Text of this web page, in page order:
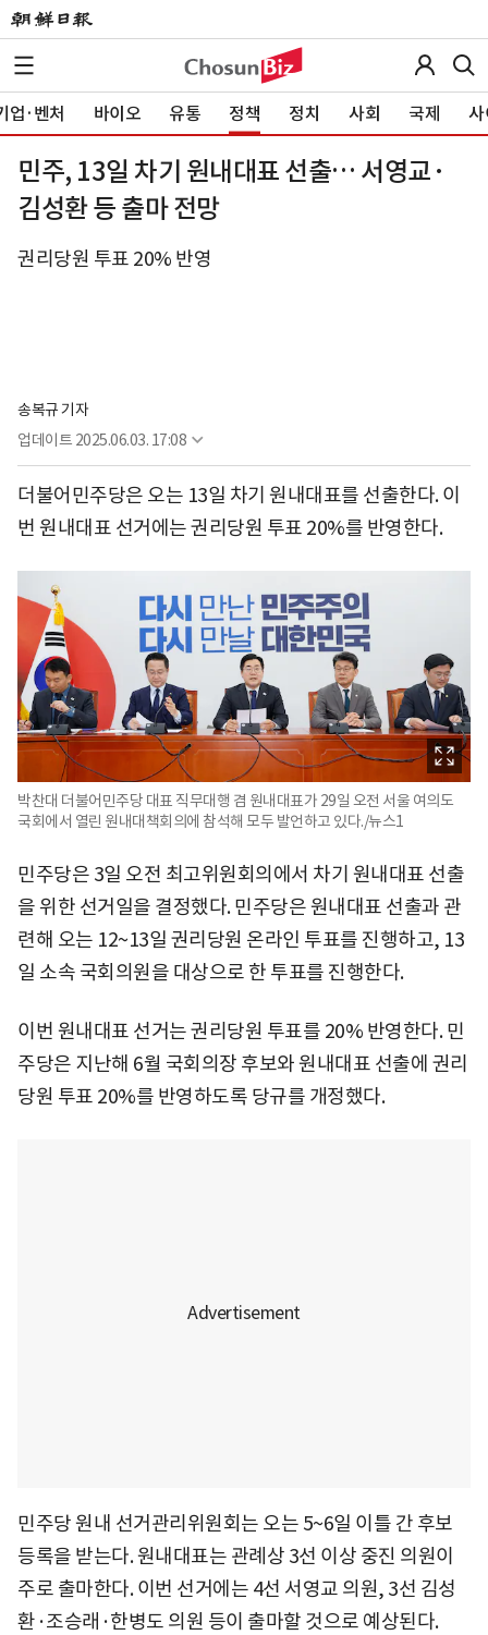
업·벤처 바이오 유통 정책 정치 사회 국제 사
민주, 13일 차기 원내대표 선출… 서영교·
김성환 등 출마 전망
권리당원 투표 20% 반영
송복규 기자
업데이트 2025.06.03. 17:08
더불어민주당은 오는 13일 차기 원내대표를 선출한다. 이
번 원내대표 선거에는 권리당원 투표 20%를 반영한다.
박찬대 더불어민주당 대표 직무대행 겸 원내대표가 29일 오전 서울 여의도
국회에서 열린 원내대책회의에 참석해 모두 발언하고 있다./뉴스1
민주당은 3일 오전 최고위원회의에서 차기 원내대표 선출
을 위한 선거일을 결정했다. 민주당은 원내대표 선출과 관
련해 오는 12~13일 권리당원 온라인 투표를 진행하고, 13
일 소속 국회의원을 대상으로 한 투표를 진행한다.
이번 원내대표 선거는 권리당원 투표를 20% 반영한다. 민
주당은 지난해 6월 국회의장 후보와 원내대표 선출에 권리
당원 투표 20%를 반영하도록 당규를 개정했다.
민주당 원내 선거관리위원회는 오는 5~6일 이틀 간 후보
등록을 받는다. 원내대표는 관례상 3선 이상 중진 의원이
주로 출마한다. 이번 선거에는 4선 서영교 의원, 3선 김성
환·조승래·한병도 의원 등이 출마할 것으로 예상된다.